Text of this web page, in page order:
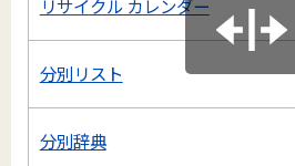
リサイクル カレンダー
分別リスト
分別辞典